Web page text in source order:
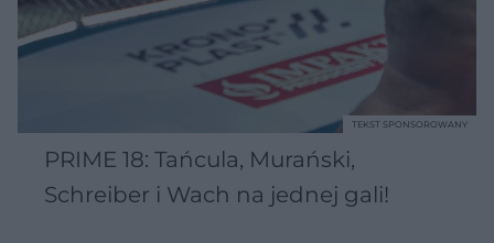
PRIME 18: Tańcula, Murański,
Schreiber i Wach na jednej gali!
TEKST SPONSOROWANY